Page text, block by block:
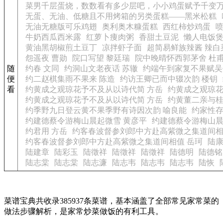
随
便
看
菜男千层蛋烧，数数看有多少层吧，小小鸡蛋赋予千变
无蛋、无油、低糖且不用烤箱的另类蛋糕——黑米松糕
无油无糖版可乐鸡翅
奥利奥木糠蛋糕 西红柿炒鸡蛋
牛奶西瓜西米露
红萝卜痩肉粥 香甜土豆泥 懒人电饭
黄油黑胡椒煎土豆丁
凉拌虾子面
超简易鲜族辣酱 辣白
怨遥夜 曹勋
院口写望 黎廷瑞
院中晚晴怀西郭茅舍 杜
约春 文同
约洞山文老夜话 苏辙 约端午到家复不果赋
约二赵棋集雨不果来 陈造
约访王卿已而中辍次韵 楼钥
约黄成之观琼花予不及从以诗代简 方岳
约黄成之观琼
约黄成之观琼花予不及从以诗代简 方岳
约黄董二亲与
约季野九日登云黄不果季野有诗因次韵 喻良能 约家性
约建德蔡令游梅山晨起微雪 黄彦平
约建德蔡令游梅山
约君用 方岳
约客春波督参刘郎中方赴高紫微之集道间
约客春波督参刘郎中方赴高紫微之集道间相值 岳珂
陆康
陆建章
陆彩玉 陆徵祥 陆徵祥 陆徵祥 陆德明
陆德铭
陆志棠
陆志棠 陆志濂 陆志韦 陆志韦 陆志韦 陆恢
菜谱宝典共收录385937条菜谱，基本涵盖了全部常见家常菜的
做法步骤解析，是家常炒菜做饭的有利工具。